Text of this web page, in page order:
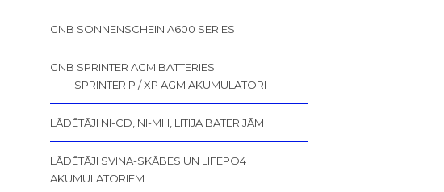
GNB SONNENSCHEIN A600 SERIES
GNB SPRINTER AGM BATTERIES
SPRINTER P / XP AGM AKUMULATORI
LĀDĒTĀJI NI-CD, NI-MH, LITIJA BATERIJĀM
LĀDĒTĀJI SVINA-SKĀBES UN LIFEPO4
AKUMULATORIEM